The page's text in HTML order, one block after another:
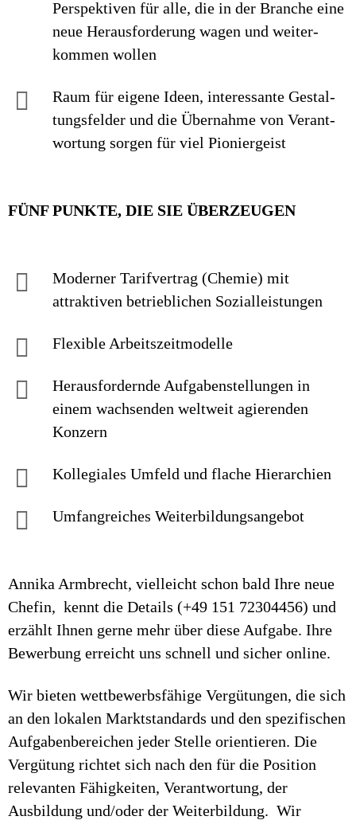
Perspek­tiven für alle, die in der Branche eine
neue Heraus­forderung wagen und weiter­
kommen wollen
Raum für eigene Ideen, inte­res­sante Ge­stal­
tungs­felder und die Über­nahme von Ver­ant­
wor­tung sorgen für viel Pionier­geist
FÜNF PUNKTE, DIE SIE ÜBERZEUGEN
Moderner Tarif­vertrag (Chemie) mit
attraktiven betrieb­lichen Sozial­leistungen
Flexible Arbeitszeitmodelle
Herausfordernde Aufgaben­stellungen in
einem wachsenden welt­weit agierenden
Konzern
Kollegiales Um­feld und flache Hierarchien
Umfangreiches Weiter­bildungs­an­gebot
Annika Armbrecht, vielleicht schon bald Ihre neue
Chefin, kennt die Details (+49 151 72304456) und
erzählt Ihnen gerne mehr über diese Aufgabe. Ihre
Bewerbung erreicht uns schnell und sicher online.
Wir bieten wettbewerbsfähige Vergütungen, die sich
an den lokalen Marktstandards und den spezifischen
Aufgabenbereichen jeder Stelle orientieren. Die
Vergütung richtet sich nach den für die Position
relevanten Fähigkeiten, Verantwortung, der
Ausbildung und/oder der Weiterbildung. Wir